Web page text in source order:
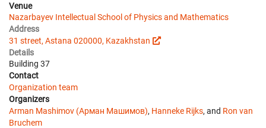
Venue
Nazarbayev Intellectual School of Physics and Mathematics
Address
31 street, Astana 020000, Kazakhstan
Details
Building 37
Contact
Organization team
Organizers
Arman Mashimov (Арман Машимов), Hanneke Rijks, and Ron van
Bruchem